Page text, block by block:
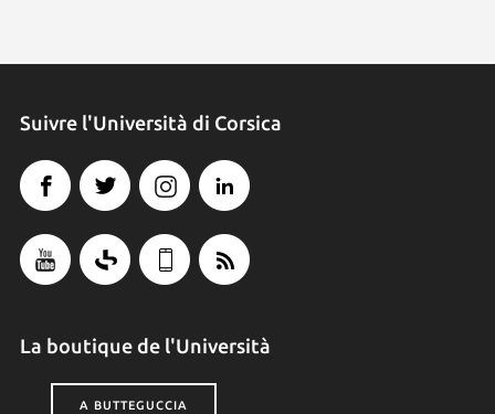
Suivre l'Università di Corsica
La boutique de l'Università
A BUTTEGUCCIA